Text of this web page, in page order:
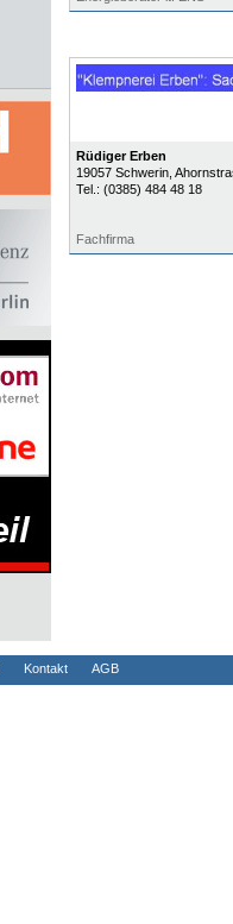
Rüdiger Erben
19057 Schwerin,
Tel.: (0385) 484 48 18
Fachfirma
Kontakt AGB